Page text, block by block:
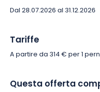
Résidence*** sono ricchi di
Vi aspetta una vacanza a
storia, all’insegna del relax
Dal 28.07.2026 al 31.12.2026
Tariffe
A partire da 314 € per 1
Questa offerta